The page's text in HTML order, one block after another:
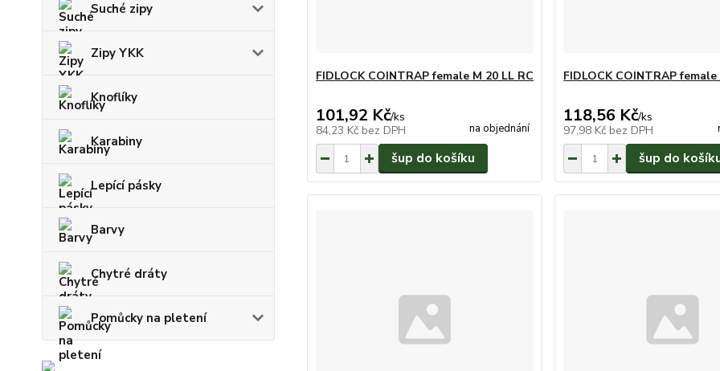
Suché zipy
Zipy YKK
Knoflíky
Karabiny
Lepící pásky
Barvy
Chytré dráty
Pomůcky na pletení
FIDLOCK COINTRAP female M 20 LL RC
101,92 Kč/ks
84,23 Kč bez DPH na objednání
šup do košíku
FIDLOCK COINTRAP
118,56 Kč/ks
97,98 Kč bez DPH
šup do